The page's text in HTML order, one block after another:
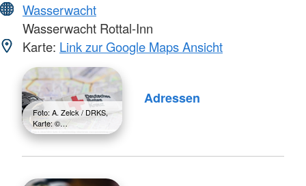
Wasserwacht
Wasserwacht Rottal-Inn
Karte: Link zur Google Maps Ansicht
Foto: A. Zelck / DRKS,
Karte: ©…
Adressen